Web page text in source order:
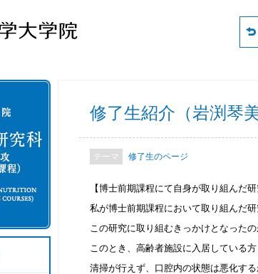
修了生紹介（岩渕琴
修了生のページ
【博士前期課程にて自身が取り組んだ研
私が博士前期課程において取り組んだ
この研究に取り組むきっかけとなった
このとき、高齢者施設に入居している
清掃が行えず、口腔内の状態は悪化す